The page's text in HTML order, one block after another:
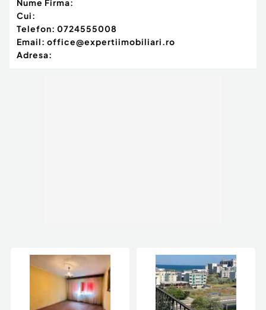
Nume Firma:
Cui:
Telefon: 0724555008
Email: office@expertiimobiliari.ro
Adresa: